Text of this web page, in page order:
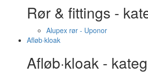
Rør & fittings -
Alupex rør - Uponor
Afløb·kloak
Afløb·kloak -